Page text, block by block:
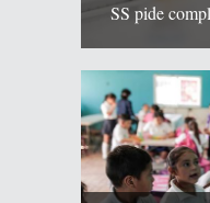
SS pide